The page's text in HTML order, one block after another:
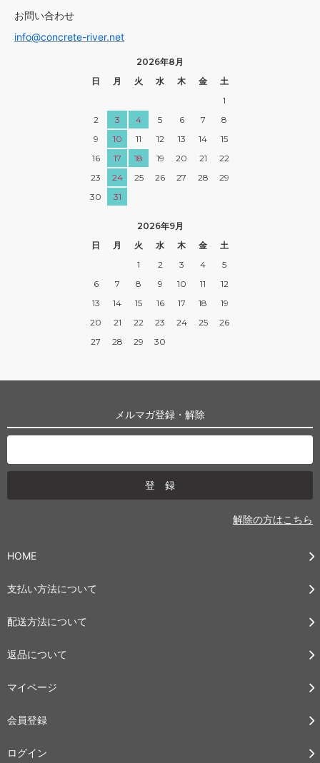
お問い合わせ
info@concrete-river.net
2026年8月
日
月 火 水 木 金
土
1
2
3 4 5 6 7
8
9
10 11 12 13 14
15
16
17 18 19 20 21
22
23
24 25 26 27 28
29
30
31
2026年9月
日
月 火 水 木 金
土
1
2 3 4
5
6
7 8 9 10 11
12
13
14 15 16 17 18
19
20
21 22 23 24 25
26
27
28 29 30
メルマガ登録・解除
解除の方はこちら
HOME
支払い方法について
配送方法について
返品について
マイページ
会員登録
ログイン